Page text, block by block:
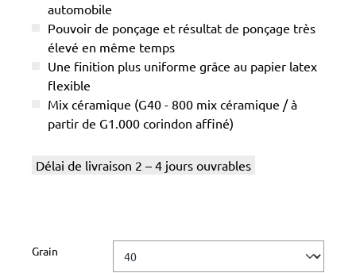
automobile
Pouvoir de ponçage et résultat de ponçage très
élevé en même temps
Une finition plus uniforme grâce au papier latex
flexible
Mix céramique (G40 - 800 mix céramique / à
partir de G1.000 corindon affiné)
Délai de livraison 2 – 4 jours ouvrables
Sélectionnez
Grain